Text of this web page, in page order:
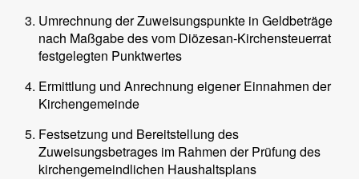
Umrechnung der Zuweisungspunkte in Geldbeträge
nach Maßgabe des vom Diözesan-Kirchensteuerrat
festgelegten Punktwertes
Ermittlung und Anrechnung eigener Einnahmen der
Kirchengemeinde
Festsetzung und Bereitstellung des
Zuweisungsbetrages im Rahmen der Prüfung des
kirchengemeindlichen Haushaltsplans